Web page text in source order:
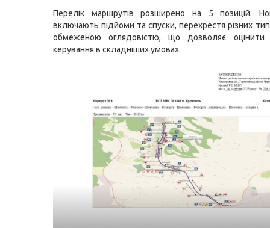
Перелік маршрутів розширено на 5 позицій.
включають підйоми та спуски, перехрестя різних
обмеженою оглядовістю, що дозволяє оцінити
керування в складніших умовах.